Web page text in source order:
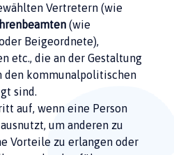
Vertretern (wie
(wie
Beigeordnete),
etc., die an der Gestaltung
den kommunalpolitischen
sind.
auf, wenn eine Person
um anderen zu
Vorteile zu erlangen oder